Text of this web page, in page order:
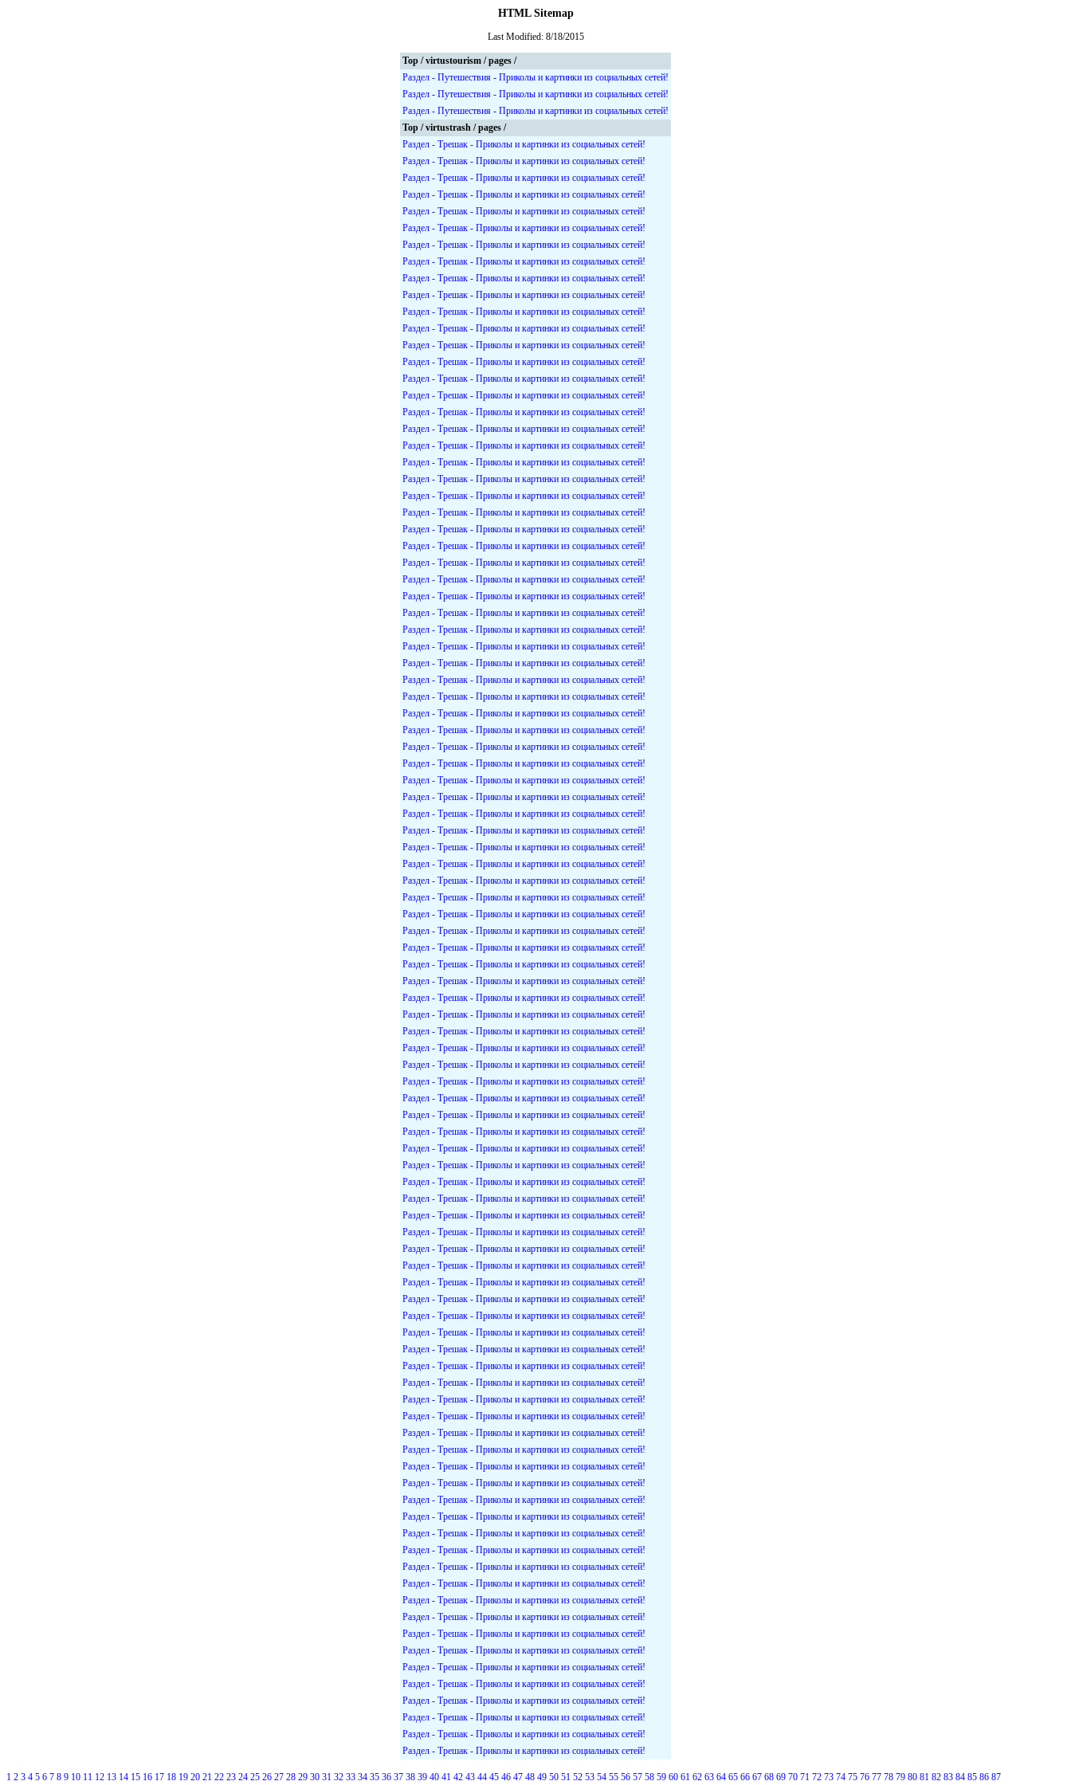
HTML Sitemap
Last Modified: 8/18/2015
Top / virtustourism / pages /
Раздел - Путешествия - Приколы и картинки из социальных сетей!
Раздел - Путешествия - Приколы и картинки из социальных сетей!
Раздел - Путешествия - Приколы и картинки из социальных сетей!
Top / virtustrash / pages /
Раздел - Трешак - Приколы и картинки из социальных сетей!
Раздел - Трешак - Приколы и картинки из социальных сетей!
Раздел - Трешак - Приколы и картинки из социальных сетей!
Раздел - Трешак - Приколы и картинки из социальных сетей!
Раздел - Трешак - Приколы и картинки из социальных сетей!
Раздел - Трешак - Приколы и картинки из социальных сетей!
Раздел - Трешак - Приколы и картинки из социальных сетей!
Раздел - Трешак - Приколы и картинки из социальных сетей!
Раздел - Трешак - Приколы и картинки из социальных сетей!
Раздел - Трешак - Приколы и картинки из социальных сетей!
Раздел - Трешак - Приколы и картинки из социальных сетей!
Раздел - Трешак - Приколы и картинки из социальных сетей!
Раздел - Трешак - Приколы и картинки из социальных сетей!
Раздел - Трешак - Приколы и картинки из социальных сетей!
Раздел - Трешак - Приколы и картинки из социальных сетей!
Раздел - Трешак - Приколы и картинки из социальных сетей!
Раздел - Трешак - Приколы и картинки из социальных сетей!
Раздел - Трешак - Приколы и картинки из социальных сетей!
Раздел - Трешак - Приколы и картинки из социальных сетей!
Раздел - Трешак - Приколы и картинки из социальных сетей!
Раздел - Трешак - Приколы и картинки из социальных сетей!
Раздел - Трешак - Приколы и картинки из социальных сетей!
Раздел - Трешак - Приколы и картинки из социальных сетей!
Раздел - Трешак - Приколы и картинки из социальных сетей!
Раздел - Трешак - Приколы и картинки из социальных сетей!
Раздел - Трешак - Приколы и картинки из социальных сетей!
Раздел - Трешак - Приколы и картинки из социальных сетей!
Раздел - Трешак - Приколы и картинки из социальных сетей!
Раздел - Трешак - Приколы и картинки из социальных сетей!
Раздел - Трешак - Приколы и картинки из социальных сетей!
Раздел - Трешак - Приколы и картинки из социальных сетей!
Раздел - Трешак - Приколы и картинки из социальных сетей!
Раздел - Трешак - Приколы и картинки из социальных сетей!
Раздел - Трешак - Приколы и картинки из социальных сетей!
Раздел - Трешак - Приколы и картинки из социальных сетей!
Раздел - Трешак - Приколы и картинки из социальных сетей!
Раздел - Трешак - Приколы и картинки из социальных сетей!
Раздел - Трешак - Приколы и картинки из социальных сетей!
Раздел - Трешак - Приколы и картинки из социальных сетей!
Раздел - Трешак - Приколы и картинки из социальных сетей!
Раздел - Трешак - Приколы и картинки из социальных сетей!
Раздел - Трешак - Приколы и картинки из социальных сетей!
Раздел - Трешак - Приколы и картинки из социальных сетей!
Раздел - Трешак - Приколы и картинки из социальных сетей!
Раздел - Трешак - Приколы и картинки из социальных сетей!
Раздел - Трешак - Приколы и картинки из социальных сетей!
Раздел - Трешак - Приколы и картинки из социальных сетей!
Раздел - Трешак - Приколы и картинки из социальных сетей!
Раздел - Трешак - Приколы и картинки из социальных сетей!
Раздел - Трешак - Приколы и картинки из социальных сетей!
Раздел - Трешак - Приколы и картинки из социальных сетей!
Раздел - Трешак - Приколы и картинки из социальных сетей!
Раздел - Трешак - Приколы и картинки из социальных сетей!
Раздел - Трешак - Приколы и картинки из социальных сетей!
Раздел - Трешак - Приколы и картинки из социальных сетей!
Раздел - Трешак - Приколы и картинки из социальных сетей!
Раздел - Трешак - Приколы и картинки из социальных сетей!
Раздел - Трешак - Приколы и картинки из социальных сетей!
Раздел - Трешак - Приколы и картинки из социальных сетей!
Раздел - Трешак - Приколы и картинки из социальных сетей!
Раздел - Трешак - Приколы и картинки из социальных сетей!
Раздел - Трешак - Приколы и картинки из социальных сетей!
Раздел - Трешак - Приколы и картинки из социальных сетей!
Раздел - Трешак - Приколы и картинки из социальных сетей!
Раздел - Трешак - Приколы и картинки из социальных сетей!
Раздел - Трешак - Приколы и картинки из социальных сетей!
Раздел - Трешак - Приколы и картинки из социальных сетей!
Раздел - Трешак - Приколы и картинки из социальных сетей!
Раздел - Трешак - Приколы и картинки из социальных сетей!
Раздел - Трешак - Приколы и картинки из социальных сетей!
Раздел - Трешак - Приколы и картинки из социальных сетей!
Раздел - Трешак - Приколы и картинки из социальных сетей!
Раздел - Трешак - Приколы и картинки из социальных сетей!
Раздел - Трешак - Приколы и картинки из социальных сетей!
Раздел - Трешак - Приколы и картинки из социальных сетей!
Раздел - Трешак - Приколы и картинки из социальных сетей!
Раздел - Трешак - Приколы и картинки из социальных сетей!
Раздел - Трешак - Приколы и картинки из социальных сетей!
Раздел - Трешак - Приколы и картинки из социальных сетей!
Раздел - Трешак - Приколы и картинки из социальных сетей!
Раздел - Трешак - Приколы и картинки из социальных сетей!
Раздел - Трешак - Приколы и картинки из социальных сетей!
Раздел - Трешак - Приколы и картинки из социальных сетей!
Раздел - Трешак - Приколы и картинки из социальных сетей!
Раздел - Трешак - Приколы и картинки из социальных сетей!
Раздел - Трешак - Приколы и картинки из социальных сетей!
Раздел - Трешак - Приколы и картинки из социальных сетей!
Раздел - Трешак - Приколы и картинки из социальных сетей!
Раздел - Трешак - Приколы и картинки из социальных сетей!
Раздел - Трешак - Приколы и картинки из социальных сетей!
Раздел - Трешак - Приколы и картинки из социальных сетей!
Раздел - Трешак - Приколы и картинки из социальных сетей!
Раздел - Трешак - Приколы и картинки из социальных сетей!
Раздел - Трешак - Приколы и картинки из социальных сетей!
Раздел - Трешак - Приколы и картинки из социальных сетей!
Раздел - Трешак - Приколы и картинки из социальных сетей!
Раздел - Трешак - Приколы и картинки из социальных сетей!
1 2 3 4 5 6 7 8 9 10 11 12 13 14 15 16 17 18 19 20 21 22 23 24 25 26 27 28 29 30 31 32 33 34 35 36 37 38 39 40 41 42 43 44 45 46 47 48 49 50 51 52 53 54 55 56 57 58 59 60 61 62 63 64 65 66 67 68 69 70 71 72 73 74 75 76 77 78 79 80 81 82 83 84 85 86 87